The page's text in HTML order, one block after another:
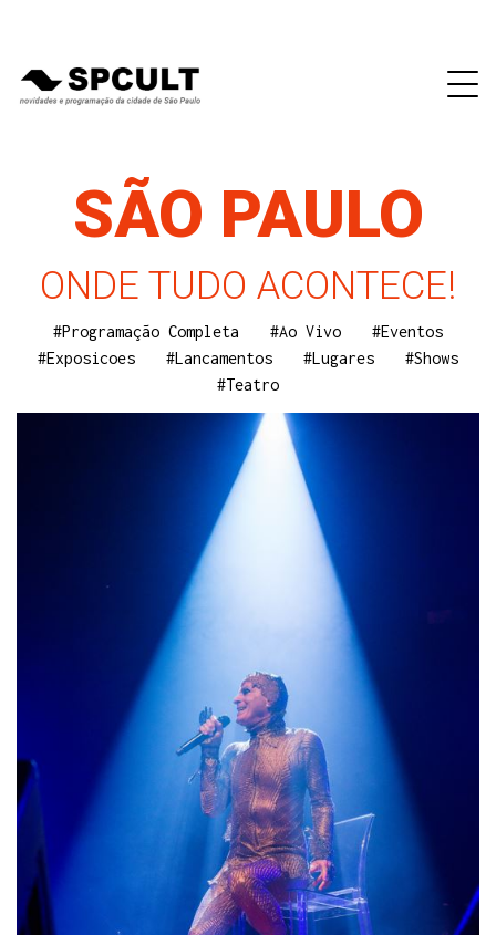
SÃO PAULO
ONDE TUDO ACONTECE!
#Programação Completa #Ao Vivo
#Eventos
#Exposicoes
#Lancamentos #Lugares
#Shows
#Teatro